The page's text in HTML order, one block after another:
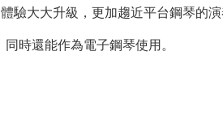
大大升級，更加趨近平台鋼琴的演
時還能作為電子鋼琴使用。